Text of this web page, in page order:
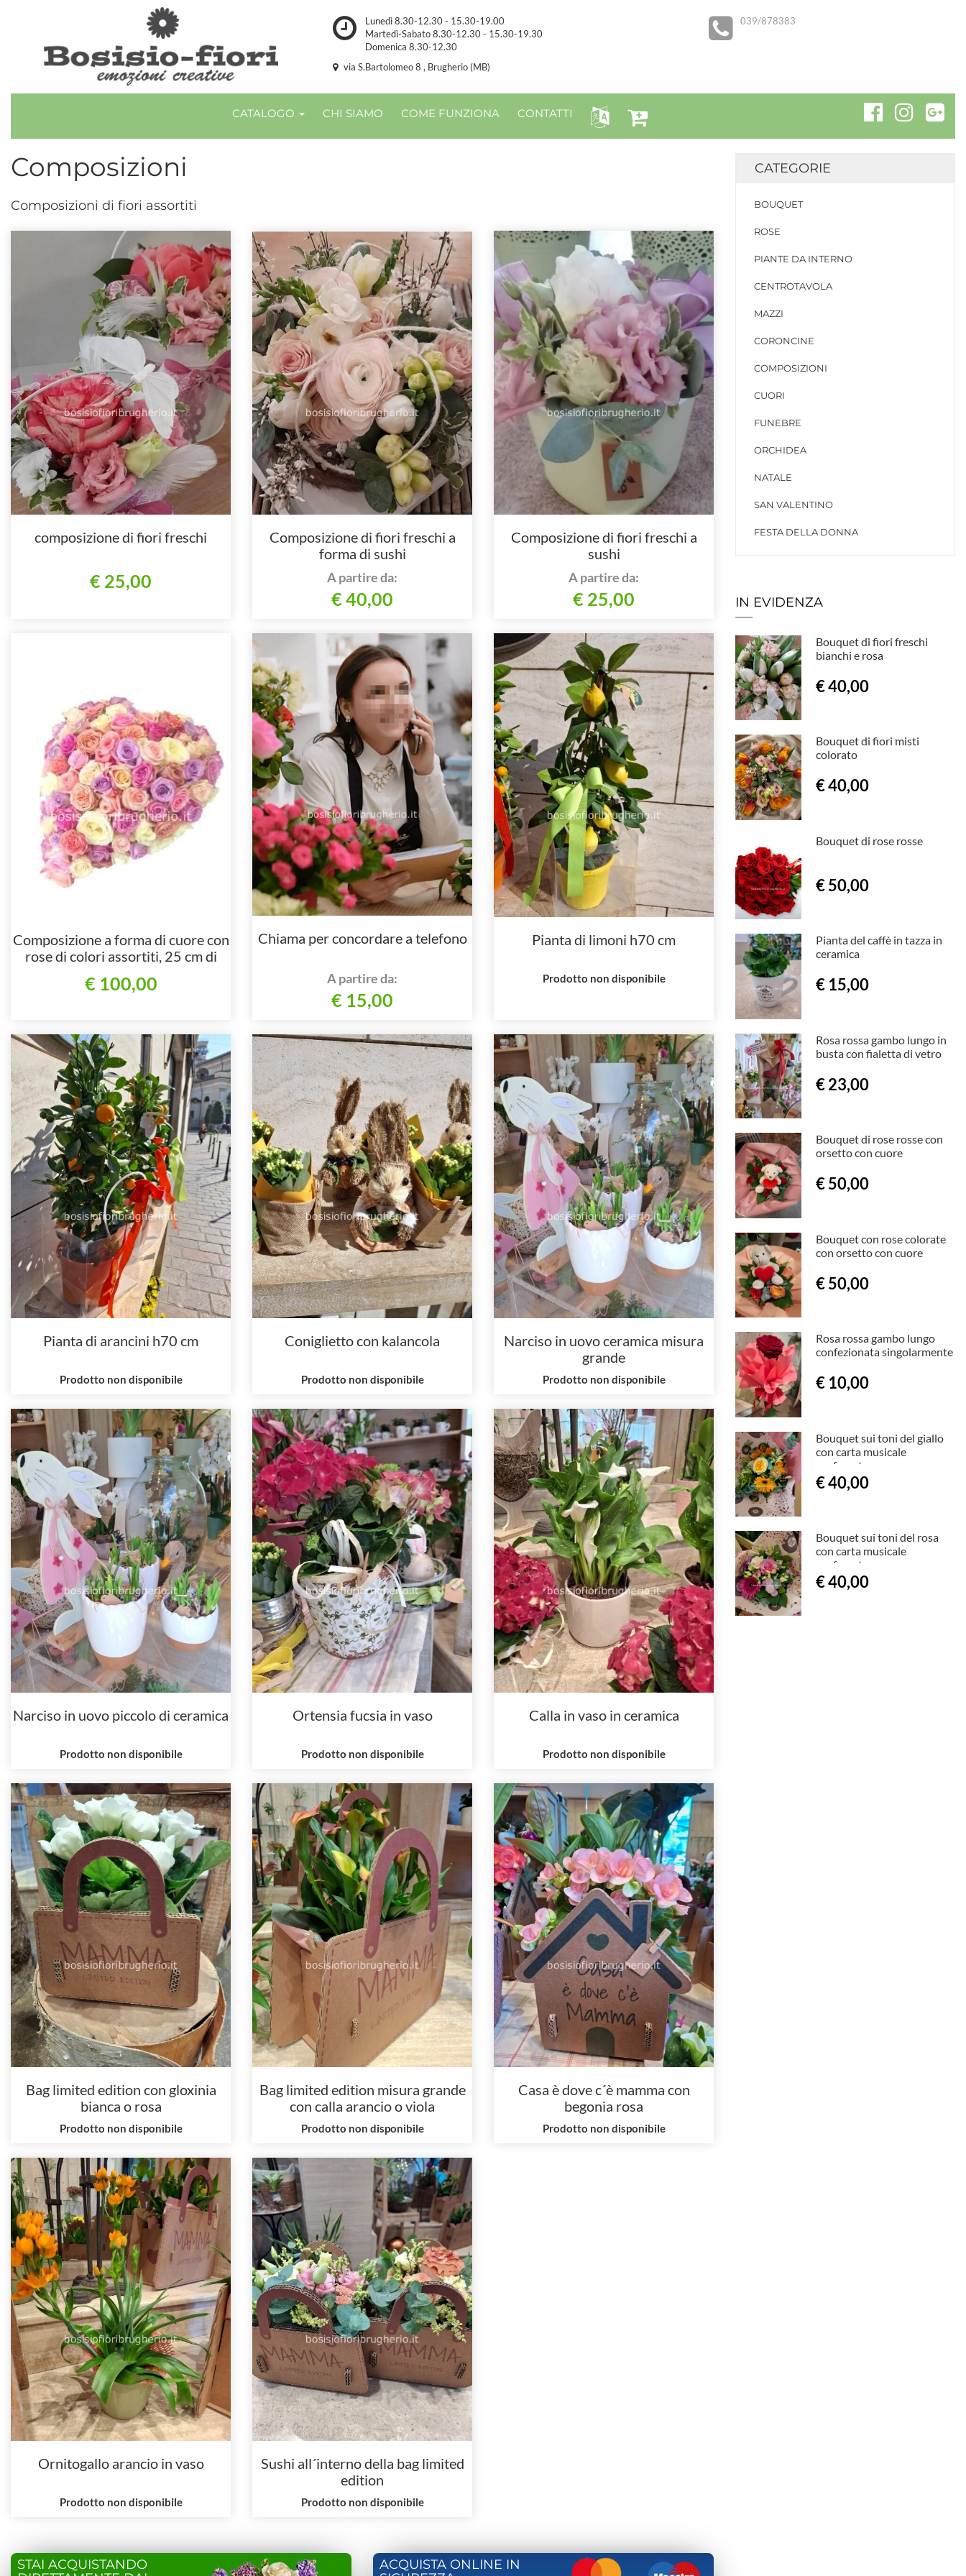
Lunedì 8.30-12.30 - 15.30-19.00
Martedì-Sabato 8.30-12.30 - 15.30-19.30
Domenica 8.30-12.30
039/878383
via S.Bartolomeo 8 , Brugherio (MB)
CATALOGO CHI SIAMO COME FUNZIONA CONTATTI
Composizioni
Composizioni di fiori assortiti
composizione di fiori freschi
€ 25,00
Composizione di fiori freschi a
forma di sushi
A partire da:
€ 40,00
Composizione di fiori freschi a
sushi
A partire da:
€ 25,00
Composizione a forma di cuore con
rose di colori assortiti, 25 cm di
€ 100,00
Chiama per concordare a telefono
A partire da:
€ 15,00
Pianta di limoni h70 cm
Prodotto non disponibile
Pianta di arancini h70 cm
Prodotto non disponibile
Coniglietto con kalancola
Prodotto non disponibile
Narciso in uovo ceramica misura
grande
Prodotto non disponibile
Narciso in uovo piccolo di ceramica
Prodotto non disponibile
Ortensia fucsia in vaso
Prodotto non disponibile
Calla in vaso in ceramica
Prodotto non disponibile
Bag limited edition con gloxinia
bianca o rosa
Prodotto non disponibile
Bag limited edition misura grande
con calla arancio o viola
Prodotto non disponibile
Casa è dove c´è mamma con
begonia rosa
Prodotto non disponibile
Ornitogallo arancio in vaso
Prodotto non disponibile
Sushi all´interno della bag limited
edition
Prodotto non disponibile
STAI ACQUISTANDO
ACQUISTA ONLINE IN
CATEGORIE
BOUQUET
ROSE
PIANTE DA INTERNO
CENTROTAVOLA
MAZZI
CORONCINE
COMPOSIZIONI
CUORI
FUNEBRE
ORCHIDEA
NATALE
SAN VALENTINO
FESTA DELLA DONNA
IN EVIDENZA
Bouquet di fiori freschi
bianchi e rosa
€ 40,00
Bouquet di fiori misti
colorato
€ 40,00
Bouquet di rose rosse
€ 50,00
Pianta del caffè in tazza in
ceramica
€ 15,00
Rosa rossa gambo lungo in
busta con fialetta di vetro
€ 23,00
Bouquet di rose rosse con
orsetto con cuore
€ 50,00
Bouquet con rose colorate
con orsetto con cuore
€ 50,00
Rosa rossa gambo lungo
confezionata singolarmente
€ 10,00
Bouquet sui toni del giallo
con carta musicale
profumata
€ 40,00
Bouquet sui toni del rosa
con carta musicale
profumata
€ 40,00